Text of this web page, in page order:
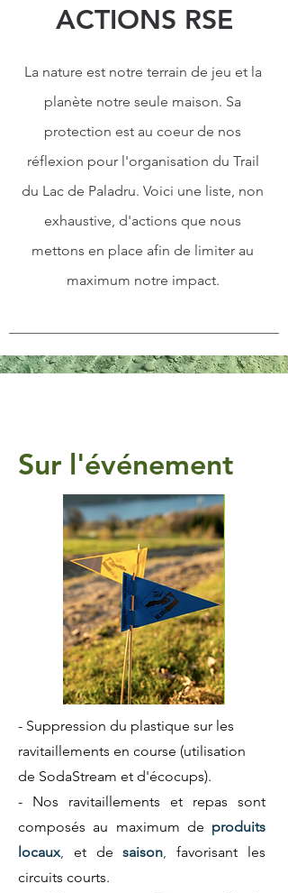
ACTIONS RSE
La nature est notre terrain de jeu et la
planète notre seule maison. Sa
protection est au coeur de nos
réflexion pour l'organisation du Trail
du Lac de Paladru. Voici une liste, non
exhaustive, d'actions que nous
mettons en place afin de limiter au
maximum notre impact.
Sur l'événement
- Suppression du plastique sur les
ravitaillements en course (utilisation
de SodaStream et d'écocups).
- Nos ravitaillements et repas sont
composés au maximum de produits
locaux, et de saison,favorisant les
circuits courts.